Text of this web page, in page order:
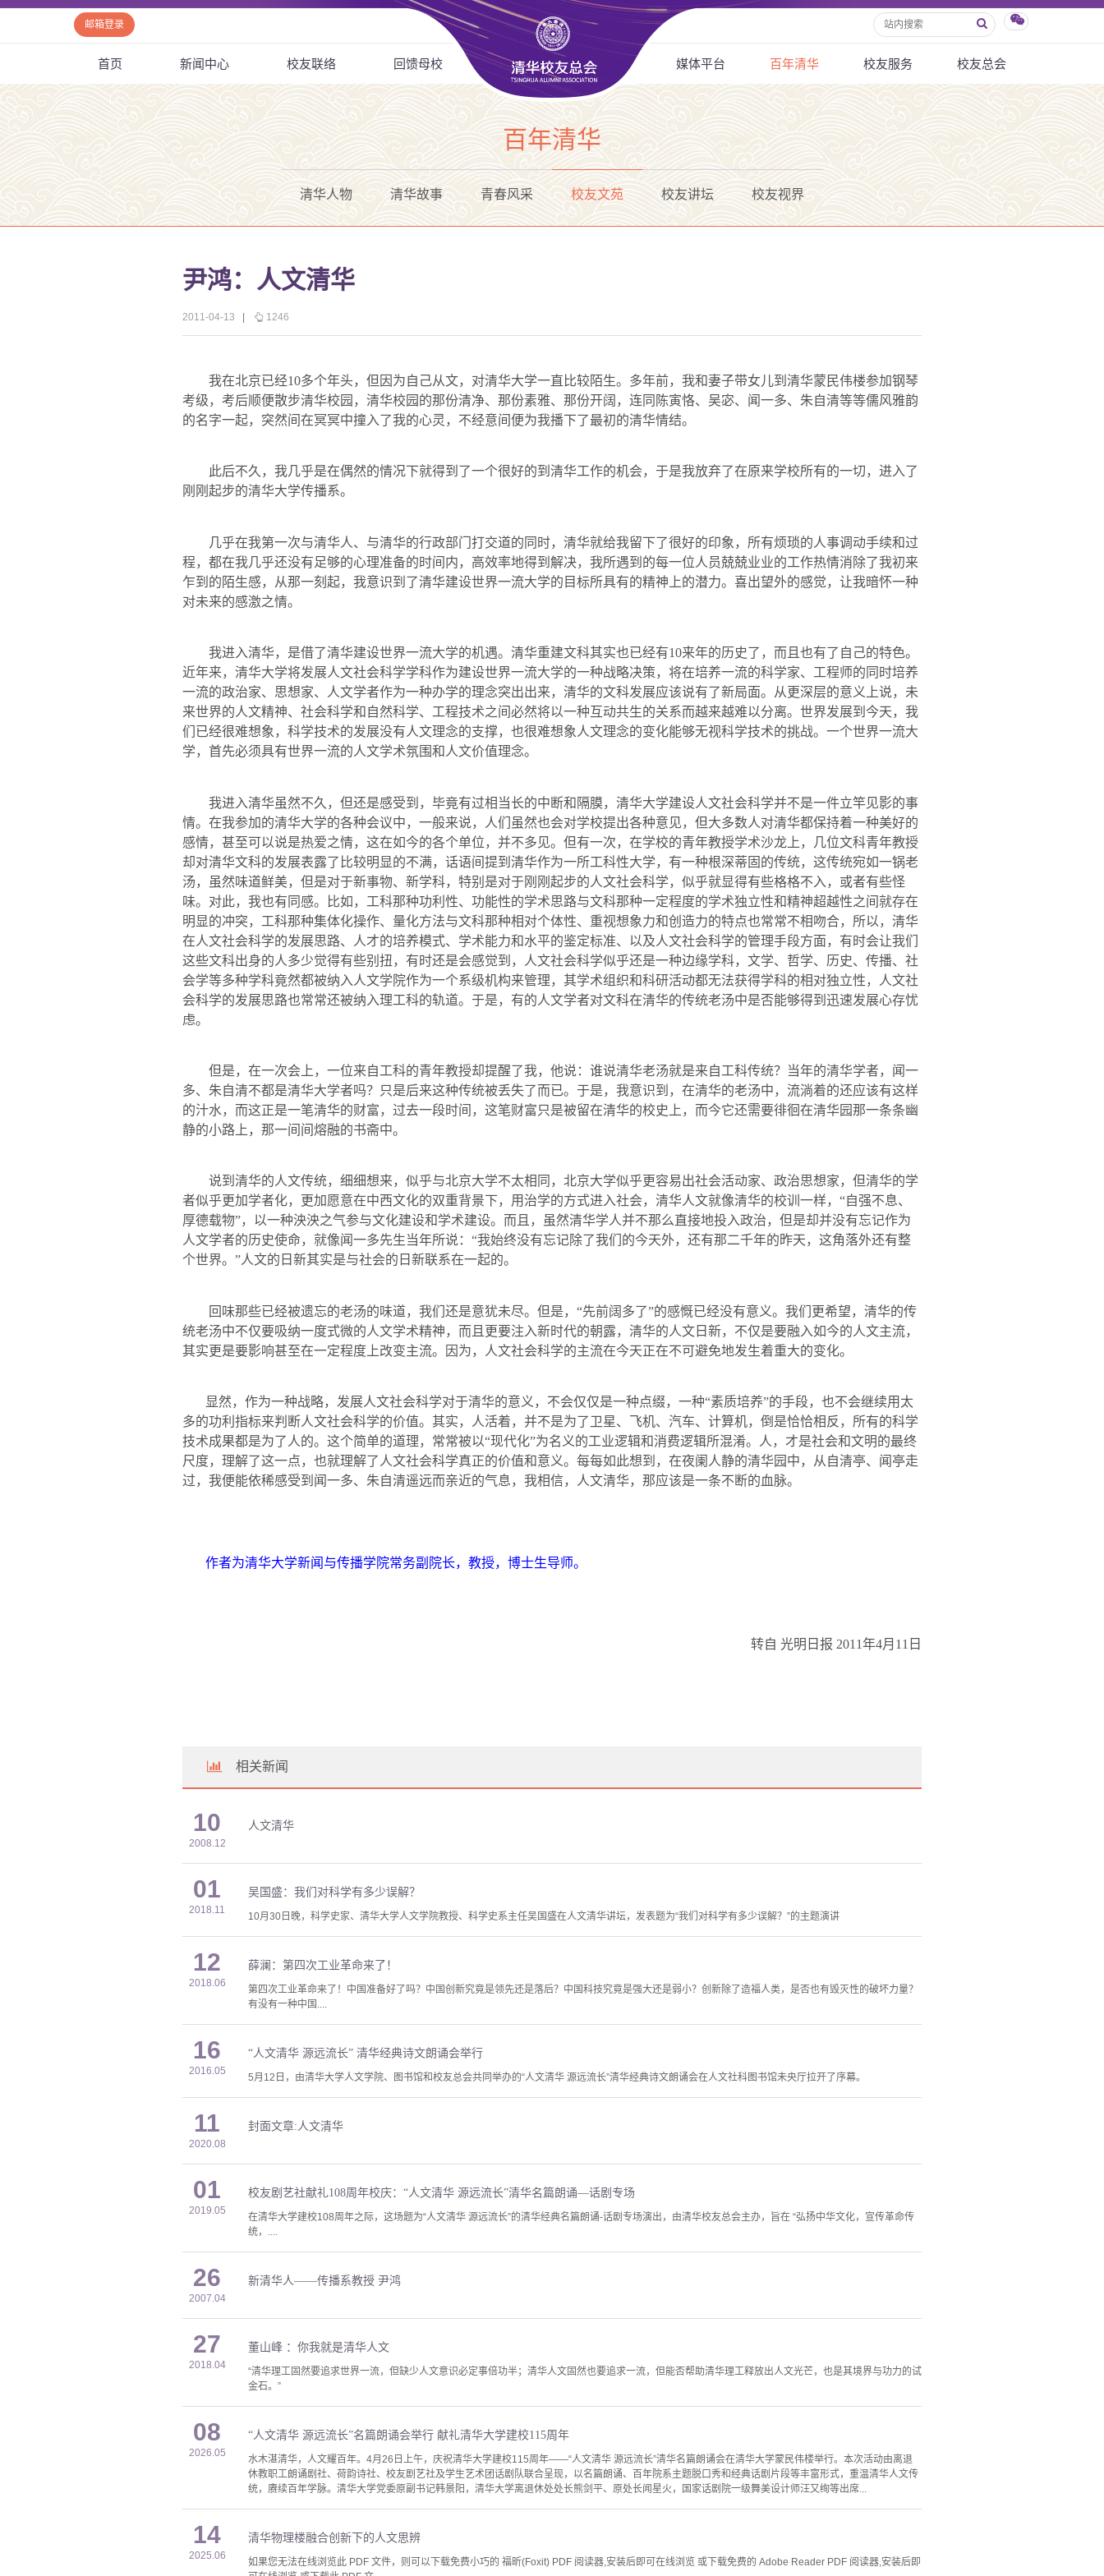
邮箱登录
首页 新闻中心 校友联络 回馈母校 媒体平台 百年清华 校友服务 校友总会
百年清华
清华人物 清华故事 青春风采 校友文苑 校友讲坛 校友视界
尹鸿：人文清华
2011-04-13 1246
我在北京已经10多个年头，但因为自己从文，对清华大学一直比较陌生。多年前，我和妻子带女儿到清华蒙民伟楼参加钢琴
考级，考后顺便散步清华校园，清华校园的那份清净、那份素雅、那份开阔，连同陈寅恪、吴宓、闻一多、朱自清等等儒风雅韵
的名字一起，突然间在冥冥中撞入了我的心灵，不经意间便为我播下了最初的清华情结。
此后不久，我几乎是在偶然的情况下就得到了一个很好的到清华工作的机会，于是我放弃了在原来学校所有的一切，进入了
刚刚起步的清华大学传播系。
几乎在我第一次与清华人、与清华的行政部门打交道的同时，清华就给我留下了很好的印象，所有烦琐的人事调动手续和过
程，都在我几乎还没有足够的心理准备的时间内，高效率地得到解决，我所遇到的每一位人员兢兢业业的工作热情消除了我初来
乍到的陌生感，从那一刻起，我意识到了清华建设世界一流大学的目标所具有的精神上的潜力。喜出望外的感觉，让我暗怀一种
对未来的感激之情。
我进入清华，是借了清华建设世界一流大学的机遇。清华重建文科其实也已经有10来年的历史了，而且也有了自己的特色。
近年来，清华大学将发展人文社会科学学科作为建设世界一流大学的一种战略决策，将在培养一流的科学家、工程师的同时培养
一流的政治家、思想家、人文学者作为一种办学的理念突出出来，清华的文科发展应该说有了新局面。从更深层的意义上说，未
来世界的人文精神、社会科学和自然科学、工程技术之间必然将以一种互动共生的关系而越来越难以分离。世界发展到今天，我
们已经很难想象，科学技术的发展没有人文理念的支撑，也很难想象人文理念的变化能够无视科学技术的挑战。一个世界一流大
学，首先必须具有世界一流的人文学术氛围和人文价值理念。
我进入清华虽然不久，但还是感受到，毕竟有过相当长的中断和隔膜，清华大学建设人文社会科学并不是一件立竿见影的事
情。在我参加的清华大学的各种会议中，一般来说，人们虽然也会对学校提出各种意见，但大多数人对清华都保持着一种美好的
感情，甚至可以说是热爱之情，这在如今的各个单位，并不多见。但有一次，在学校的青年教授学术沙龙上，几位文科青年教授
却对清华文科的发展表露了比较明显的不满，话语间提到清华作为一所工科性大学，有一种根深蒂固的传统，这传统宛如一锅老
汤，虽然味道鲜美，但是对于新事物、新学科，特别是对于刚刚起步的人文社会科学，似乎就显得有些格格不入，或者有些怪
味。对此，我也有同感。比如，工科那种功利性、功能性的学术思路与文科那种一定程度的学术独立性和精神超越性之间就存在
明显的冲突，工科那种集体化操作、量化方法与文科那种相对个体性、重视想象力和创造力的特点也常常不相吻合，所以，清华
在人文社会科学的发展思路、人才的培养模式、学术能力和水平的鉴定标准、以及人文社会科学的管理手段方面，有时会让我们
这些文科出身的人多少觉得有些别扭，有时还是会感觉到，人文社会科学似乎还是一种边缘学科，文学、哲学、历史、传播、社
会学等多种学科竟然都被纳入人文学院作为一个系级机构来管理，其学术组织和科研活动都无法获得学科的相对独立性，人文社
会科学的发展思路也常常还被纳入理工科的轨道。于是，有的人文学者对文科在清华的传统老汤中是否能够得到迅速发展心存忧
虑。
但是，在一次会上，一位来自工科的青年教授却提醒了我，他说：谁说清华老汤就是来自工科传统？当年的清华学者，闻一
多、朱自清不都是清华大学者吗？只是后来这种传统被丢失了而已。于是，我意识到，在清华的老汤中，流淌着的还应该有这样
的汁水，而这正是一笔清华的财富，过去一段时间，这笔财富只是被留在清华的校史上，而今它还需要徘徊在清华园那一条条幽
静的小路上，那一间间熔融的书斋中。
说到清华的人文传统，细细想来，似乎与北京大学不太相同，北京大学似乎更容易出社会活动家、政治思想家，但清华的学
者似乎更加学者化，更加愿意在中西文化的双重背景下，用治学的方式进入社会，清华人文就像清华的校训一样，“自强不息、
厚德载物”，以一种泱泱之气参与文化建设和学术建设。而且，虽然清华学人并不那么直接地投入政治，但是却并没有忘记作为
人文学者的历史使命，就像闻一多先生当年所说：“我始终没有忘记除了我们的今天外，还有那二千年的昨天，这角落外还有整
个世界。”人文的日新其实是与社会的日新联系在一起的。
回味那些已经被遗忘的老汤的味道，我们还是意犹未尽。但是，“先前阔多了”的感慨已经没有意义。我们更希望，清华的传
统老汤中不仅要吸纳一度式微的人文学术精神，而且更要注入新时代的朝露，清华的人文日新，不仅是要融入如今的人文主流，
其实更是要影响甚至在一定程度上改变主流。因为，人文社会科学的主流在今天正在不可避免地发生着重大的变化。
显然，作为一种战略，发展人文社会科学对于清华的意义，不会仅仅是一种点缀，一种“素质培养”的手段，也不会继续用太
多的功利指标来判断人文社会科学的价值。其实，人活着，并不是为了卫星、飞机、汽车、计算机，倒是恰恰相反，所有的科学
技术成果都是为了人的。这个简单的道理，常常被以“现代化”为名义的工业逻辑和消费逻辑所混淆。人，才是社会和文明的最终
尺度，理解了这一点，也就理解了人文社会科学真正的价值和意义。每每如此想到，在夜阑人静的清华园中，从自清亭、闻亭走
过，我便能依稀感受到闻一多、朱自清遥远而亲近的气息，我相信，人文清华，那应该是一条不断的血脉。
作者为清华大学新闻与传播学院常务副院长，教授，博士生导师。
转自 光明日报 2011年4月 11 日
相关新闻
10
2008.12
人文清华
01
2018.11
吴国盛：我们对科学有多少误解？
10月30日晚，科学史家、清华大学人文学院教授、科学史系主任吴国盛在人文清华讲坛，发表题为“我们对科学有多少误解？”的主题演讲
12
2018.06
薛澜：第四次工业革命来了！
第四次工业革命来了！中国准备好了吗？中国创新究竟是领先还是落后？中国科技究竟是强大还是弱小？创新除了造福人类，是否也有毁灭性的破坏力量？
有没有一种中国....
16
2016.05
“人文清华 源远流长” 清华经典诗文朗诵会举行
5月12日，由清华大学人文学院、图书馆和校友总会共同举办的“人文清华 源远流长”清华经典诗文朗诵会在人文社科图书馆未央厅拉开了序幕。
11
2020.08
封面文章:人文清华
01
2019.05
校友剧艺社献礼108周年校庆：“人文清华 源远流长”清华名篇朗诵—话剧专场
在清华大学建校108周年之际，这场题为“人文清华 源远流长”的清华经典名篇朗诵-话剧专场演出，由清华校友总会主办，旨在 “弘扬中华文化，宣传革命传
统，....
26
2007.04
新清华人——传播系教授 尹鸿
27
2018.04
董山峰 ：你我就是清华人文
“清华理工固然要追求世界一流，但缺少人文意识必定事倍功半；清华人文固然也要追求一流，但能否帮助清华理工释放出人文光芒，也是其境界与功力的试
金石。”
08
2026.05
“人文清华 源远流长”名篇朗诵会举行 献礼清华大学建校115周年
水木湛清华，人文耀百年。4月26日上午，庆祝清华大学建校115周年——“人文清华 源远流长”清华名篇朗诵会在清华大学蒙民伟楼举行。本次活动由离退
休教职工朗诵剧社、荷韵诗社、校友剧艺社及学生艺术团话剧队联合呈现，以名篇朗诵、百年院系主题脱口秀和经典话剧片段等丰富形式，重温清华人文传
统，赓续百年学脉。清华大学党委原副书记韩景阳，清华大学离退休处处长熊剑平、原处长闻星火，国家话剧院一级舞美设计师汪又绚等出席...
14
2025.06
清华物理楼融合创新下的人文思辨
如果您无法在线浏览此 PDF 文件，则可以下载免费小巧的 福昕(Foxit) PDF 阅读器,安装后即可在线浏览 或下载免费的 Adobe Reader PDF 阅读器,安装后即